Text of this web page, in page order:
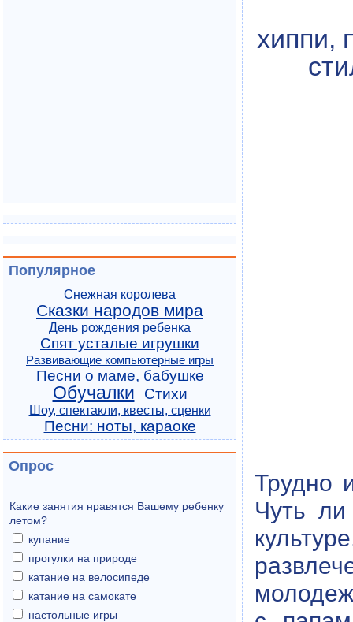
хиппи,
Трудно
Чуть
Популярное
Снежная королева
Сказки народов мира
День рождения ребенка
Спят усталые игрушки
Развивающие компьютерные игры
Песни о маме, бабушке
Обучалки Стихи
Шоу, спектакли, квесты, сценки
Песни: ноты, караоке
Опрос
Какие занятия нравятся Вашему ребенку
летом?
купание
прогулки на природе
катание на велосипеде
катание на самокате
настольные игры